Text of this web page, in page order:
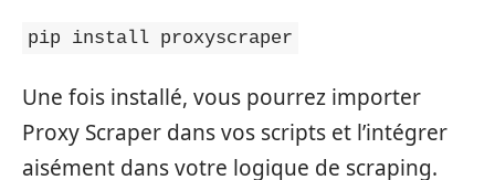
pip install proxyscraper
Une fois installé, vous pourrez importer
Proxy Scraper dans vos scripts et l’intégrer
aisément dans votre logique de scraping.